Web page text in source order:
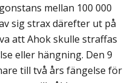
mellan 100 000
sig strax därefter ut på
att Ahok skulle straffas
eller hängning. Den 9
till två års fängelse för